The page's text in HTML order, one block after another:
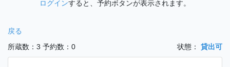
ログインすると、予約ボタンが表示されます。
戻る
所蔵数：3 予約数：0 状態： 貸出可